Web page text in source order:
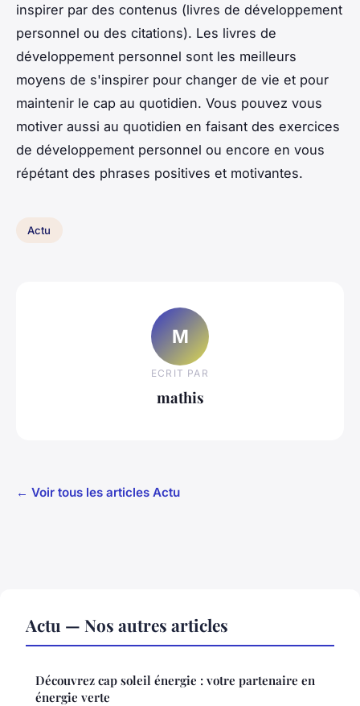
inspirer par des contenus (livres de développement
personnel ou des citations). Les livres de
développement personnel sont les meilleurs
moyens de s'inspirer pour changer de vie et pour
maintenir le cap au quotidien. Vous pouvez vous
motiver aussi au quotidien en faisant des exercices
de développement personnel ou encore en vous
répétant des phrases positives et motivantes.
Actu
M
ECRIT PAR
mathis
← Voir tous les articles Actu
Actu — Nos autres articles
Découvrez cap soleil énergie : votre partenaire en
énergie verte